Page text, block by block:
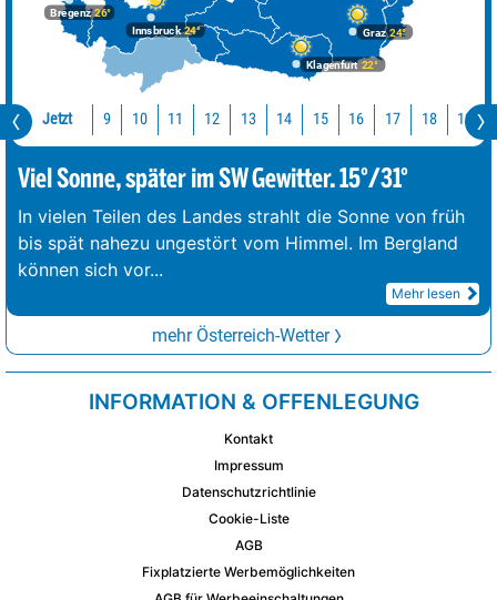
Bregenz26°
Graz24°
Innsbruck24°
Klagenfurt 22°
Jetzt 9 10 11 12 13 14 15 16 17 18 19
Viel Sonne, später im SW Gewitter. 15°/31°
In vielen Teilen des Landes strahlt die Sonne von früh
bis spät nahezu ungestört vom Himmel. Im Bergland
können sich vor...
Mehr lesen
mehr Österreich-Wetter
INFORMATION & OFFENLEGUNG
Kontakt
Impressum
Datenschutzrichtlinie
Cookie-Liste
AGB
Fixplatzierte Werbemöglichkeiten